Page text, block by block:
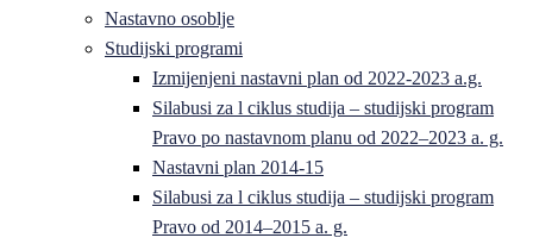
Nastavno osoblje
Studijski programi
Izmijenjeni nastavni plan od 2022-2023 a.g.
Silabusi za l ciklus studija – studijski program
Pravo po nastavnom planu od 2022–2023 a. g.
Nastavni plan 2014-15
Silabusi za l ciklus studija – studijski program
Pravo od 2014–2015 a. g.